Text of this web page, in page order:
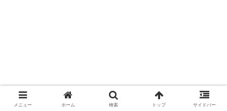
メニュー ホーム 検索 トップ サイドバー